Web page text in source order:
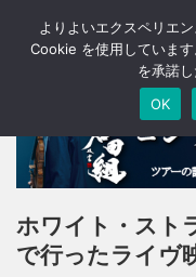
ホワイト・スト
で行ったライヴ
よりよいエクスペリエ
Cookie を使用していま
を承諾し
OK